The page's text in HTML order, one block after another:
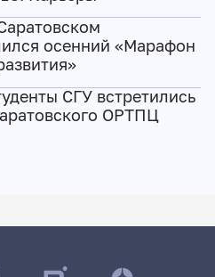
осенний «Марафон
СГУ встретились
ОРТПЦ